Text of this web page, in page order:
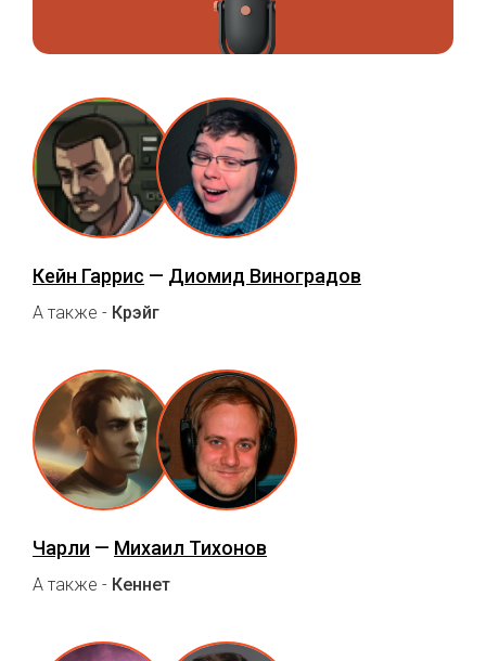
Кейн Гаррис — Диомид Виноградов
А также - Крэйг
Чарли — Михаил Тихонов
А также - Кеннет